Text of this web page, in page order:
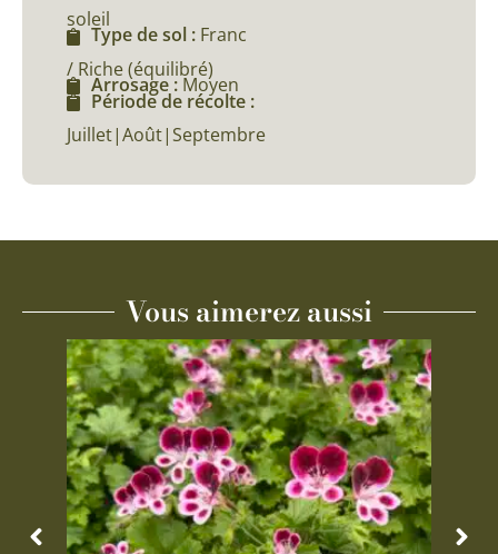
soleil
Type de sol : Franc
/ Riche (équilibré)
Arrosage :Moyen
Période de récolte :
Juillet|Août|Septembre
Vous aimerez aussi